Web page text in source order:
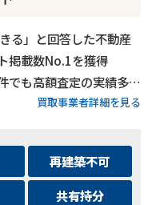
る」と回答した不動産
掲載数No.1を獲得
も高額査定の実績多数
族連れでも安心のキッズ
時間受付中
買取事業者詳細を見る
再建築不可
共有持分